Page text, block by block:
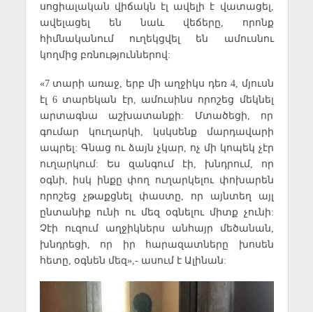
սոցիալական վիճակն էլ ավելի է վատացել,
ավելացել են նաև վեճերը, որոնք
հիմնականում ուղեկցվել են ամուսնու
կողմից բռնություններով:
«7 տարի առաջ, երբ մի աղջիկս դեռ 4, մյուսն
էլ 6 տարեկան էր, ամուսինս որոշեց մեկնել
արտագնա աշխատանքի: Մտածեցի, որ
գումար կուղարկի, կսկսենք մարդավարի
ապրել: Գնաց ու ձայն չկար, ոչ մի կոպեկ չէր
ուղարկում: Ես զանգում էի, խնդրում, որ
օգնի, իսկ ինքը փող ուղարկելու փոխարեն
որոշեց չթաքցնել փաստը, որ այնտեղ այլ
ընտանիք ունի ու մեզ օգնելու միտք չունի:
Չէի ուզում աղջիկներս անհայր մեծանան,
խնդրեցի, որ իր հարազատները խոսեն
հետը, օգնեն մեզ»,- ասում է Ալինան: